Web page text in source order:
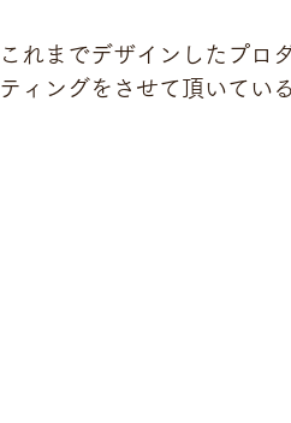
これまでデザインしたプロ
ティングをさせて頂いてい